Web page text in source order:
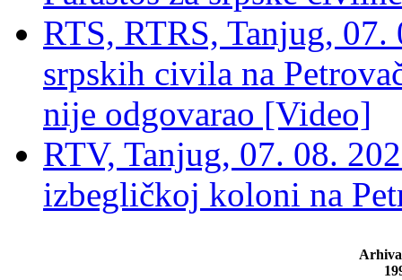
RTS, RTRS, Tanjug,
srpskih civila na
nije odgovarao [Video]
RTV, Tanjug, 07. 08.
izbegličkoj koloni na